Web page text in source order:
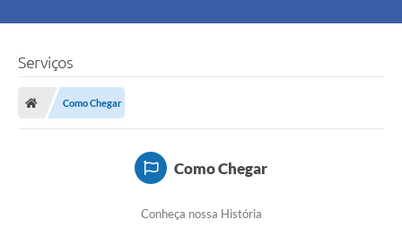
Serviços
Como Chegar
Como Chegar
Conheça nossa História